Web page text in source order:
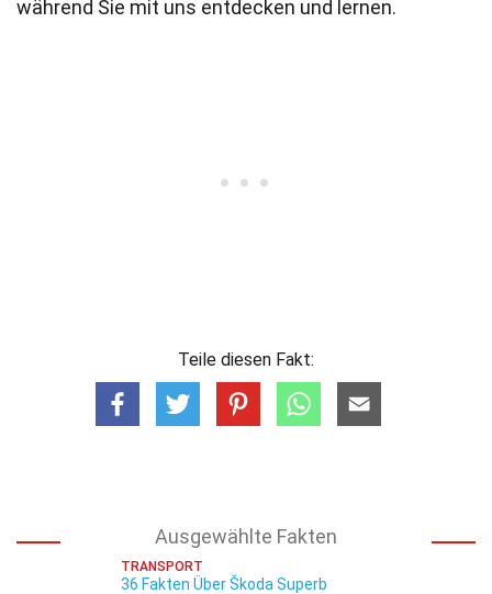
während Sie mit uns entdecken und lernen.
Teile diesen Fakt:
Ausgewählte Fakten
TRANSPORT
36 Fakten Über Škoda Superb